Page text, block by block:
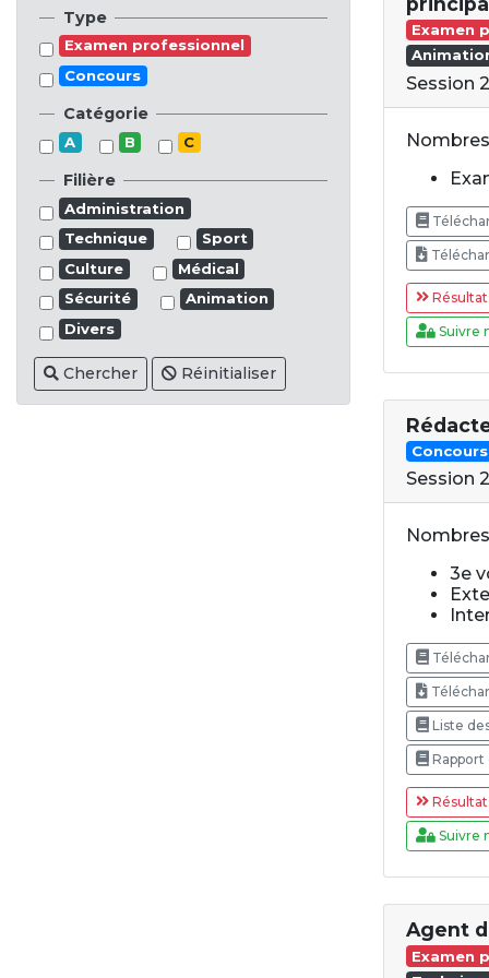
Type
Examen professionnel
Concours
Catégorie
A B C
Filière
Administration
Technique
Sport
Culture
Médical
Sécurité
Animation
Divers
Chercher Réinitialiser
Examen
Session
Suivre
Concours
Session
3e
Liste
Rapport
Suivre
Agent
Examen